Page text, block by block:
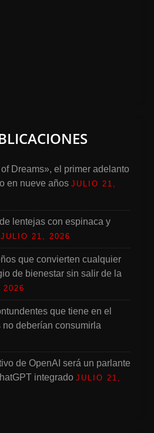
Dreams», el primer adelanto
en nueve años JULIO 21,
lentejas con espinaca y
JULIO 21, 2026
que convierten cualquier
de bienestar sin salir de la
que tiene en el
deberían consumirla
de OpenAI será un parlante
integrado JULIO 21,